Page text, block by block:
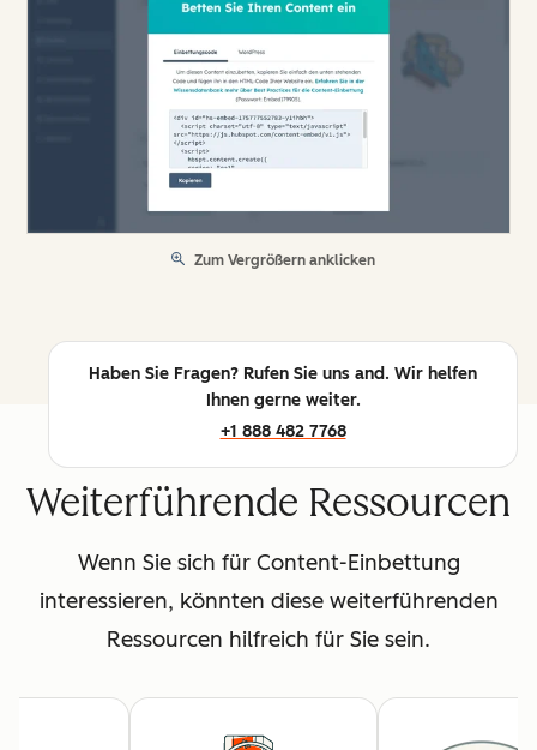
Zum Vergrößern anklicken
Haben Sie Fragen? Rufen Sie uns and. Wir helfen
Ihnen gerne weiter.
+1 888 482 7768
Weiterführende Ressourcen
Wenn Sie sich für Content-Einbettung
interessieren, könnten diese weiterführenden
Ressourcen hilfreich für Sie sein.